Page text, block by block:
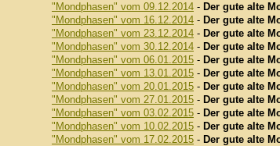
"Mondphasen" vom 09.12.2014 - Der gute alte
"Mondphasen" vom 16.12.2014 - Der gute alte
"Mondphasen" vom 23.12.2014 - Der gute alte
"Mondphasen" vom 30.12.2014 - Der gute alte
"Mondphasen" vom 06.01.2015 - Der gute alte
"Mondphasen" vom 13.01.2015 - Der gute alte
"Mondphasen" vom 20.01.2015 - Der gute alte
"Mondphasen" vom 27.01.2015 - Der gute alte
"Mondphasen" vom 03.02.2015 - Der gute alte
"Mondphasen" vom 10.02.2015 - Der gute alte
"Mondphasen" vom 17.02.2015 - Der gute alte